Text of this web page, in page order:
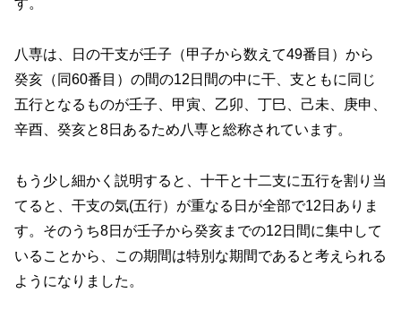
す。
八専は、日の干支が壬子（甲子から数えて49番目）から
癸亥（同60番目）の間の12日間の中に干、支ともに同じ
五行となるものが壬子、甲寅、乙卯、丁巳、己未、庚申、
辛酉、癸亥と8日あるため八専と総称されています。
もう少し細かく説明すると、十干と十二支に五行を割り当
てると、干支の気(五行）が重なる日が全部で12日ありま
す。そのうち8日が壬子から癸亥までの12日間に集中して
いることから、この期間は特別な期間であると考えられる
ようになりました。